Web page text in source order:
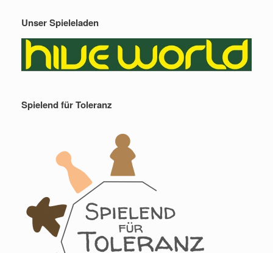
Unser Spieleladen
Spielend für Toleranz